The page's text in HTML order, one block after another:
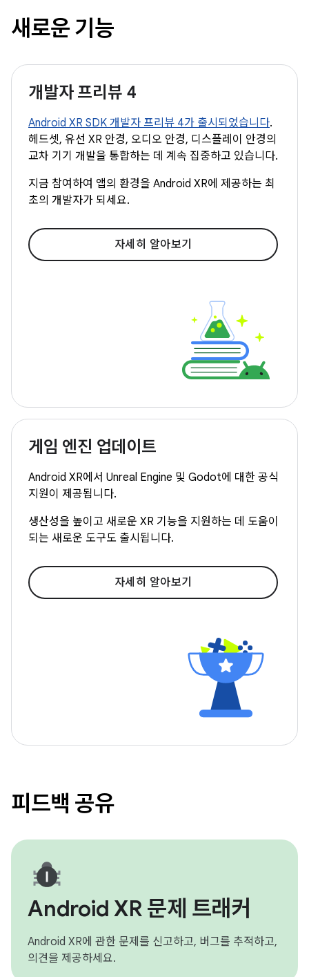
새로운 기능
개발자 프리뷰 4
Android XR SDK 개발자 프리뷰 4가 출시되었습니다.
헤드셋, 유선 XR 안경, 오디오 안경, 디스플레이 안경의
교차 기기 개발을 통합하는 데 계속 집중하고 있습니다.
지금 참여하여 앱의 환경을 Android XR에 제공하는 최
초의 개발자가 되세요.
자세히 알아보기
게임 엔진 업데이트
Android XR에서 Unreal Engine 및 Godot에 대한 공식
지원이 제공됩니다.
생산성을 높이고 새로운 XR 기능을 지원하는 데 도움이
되는 새로운 도구도 출시됩니다.
자세히 알아보기
피드백 공유
Android XR 문제 트래커
Android XR에 관한 문제를 신고하고, 버그를 추적하고,
의견을 제공하세요.